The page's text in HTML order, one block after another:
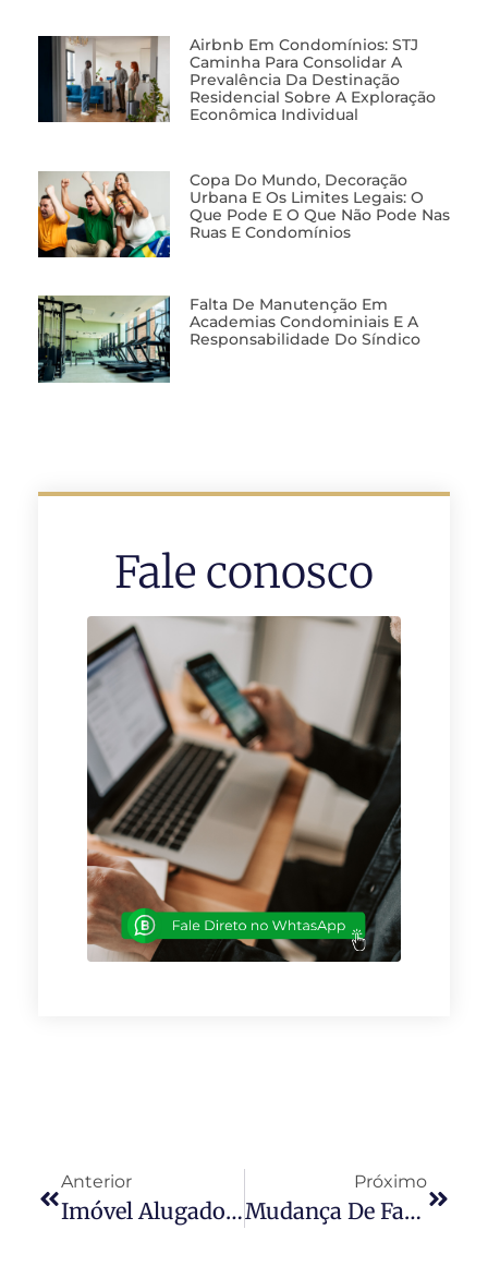
Airbnb Em Condomínios: STJ
Caminha Para Consolidar A
Prevalência Da Destinação
Residencial Sobre A Exploração
Econômica Individual
Copa Do Mundo, Decoração
Urbana E Os Limites Legais: O
Que Pode E O Que Não Pode Nas
Ruas E Condomínios
Falta De Manutenção Em
Academias Condominiais E A
Responsabilidade Do Síndico
Fale conosco
Anterior
Imóvel Alugado: Quais Mudanças São Permitidas E Valem A Pena?
Próximo
Mudança De Fachada: Quórum